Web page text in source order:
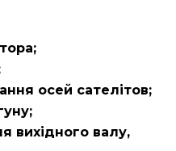
осей сателітов;
вихідного валу,